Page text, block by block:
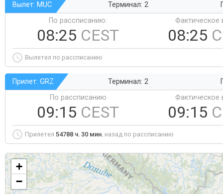
Вылет: MUC Терминал: 2
По рассписанию:
08:25 CEST
Фактическое
08:25
Вылетел по рассписанию
Прилет: GRZ Терминал: 2
По рассписанию
09:15 CEST
Фактическое
09:15
Прилетел 54788 ч. 30 мин. назад по рассписанию
+
−